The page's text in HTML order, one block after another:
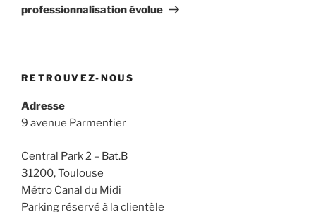
professionnalisation évolue
RETROUVEZ-NOUS
Adresse
9 avenue Parmentier
Central Park 2 – Bat.B
31200, Toulouse
Métro Canal du Midi
Parking réservé à la clientèle